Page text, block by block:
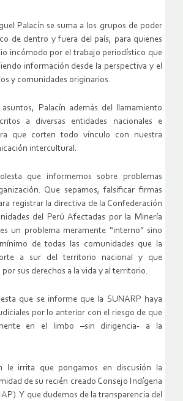
Palacín se suma a los grupos de poder
de dentro y fuera del país, para quienes
incómodo por el trabajo periodístico que
información desde la perspectiva y el
y comunidades originarios.
Palacín además del llamamiento
a diversas entidades nacionales e
que corten todo vínculo con nuestra
intercultural.
que informemos sobre problemas
Que sepamos, falsificar firmas
registrar la directiva de la Confederación
del Perú Afectadas por la Minería
un problema meramente “interno” sino
de todas las comunidades que la
a sur del territorio nacional y que
sus derechos a la vida y al territorio.
que se informe que la SUNARP haya
por lo anterior con el riesgo de que
en el limbo –sin dirigencia- a la
le irrita que pongamos en discusión la
de su recién creado Consejo Indígena
Y que dudemos de la transparencia del